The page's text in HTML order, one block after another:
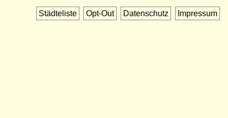
Städteliste Opt-Out Datenschutz Impressum